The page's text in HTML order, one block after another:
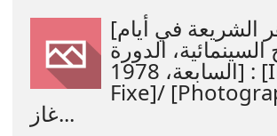
[الطاهر الشريعة في أيام
الدورة
السابعة، 1978] : [Image
Fixe]/
غاز...